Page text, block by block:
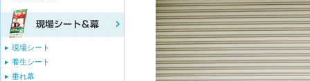
現場シート
養生シート
垂れ幕